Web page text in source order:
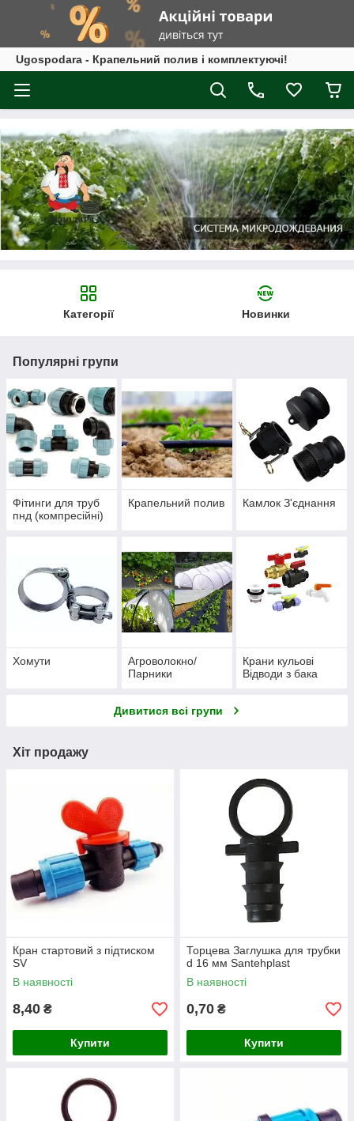
Ugospodara - Крапельний полив і комплектуючі!
Категорії Новинки
Популярні групи
Фітинги для труб
пнд (компресійні)
Крапельний полив Камлок З'єднання
Хомути
Агроволокно/
Парники
Крани кульові
Відводи з бака
Дивитися всі групи
Хіт продажу
Кран стартовий з підтиском
SV
В наявності
8,40 ₴
Купити
Торцева Заглушка для трубки
d 16 мм Santehplast
В наявності
0,70 ₴
Купити